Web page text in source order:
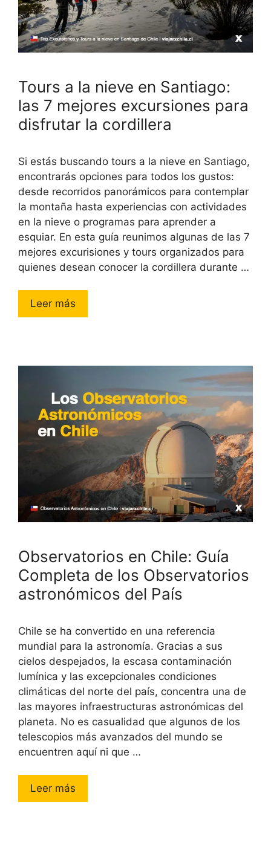
Tours a la nieve en Santiago:
las 7 mejores excursiones para
disfrutar la cordillera
Si estás buscando tours a la nieve en Santiago,
encontrarás opciones para todos los gustos:
desde recorridos panorámicos para contemplar
la montaña hasta experiencias con actividades
en la nieve o programas para aprender a
esquiar. En esta guía reunimos algunas de las 7
mejores excurisiones y tours organizados para
quienes desean conocer la cordillera durante …
Leer más
Observatorios en Chile: Guía
Completa de los Observatorios
astronómicos del País
Chile se ha convertido en una referencia
mundial para la astronomía. Gracias a sus
cielos despejados, la escasa contaminación
lumínica y las excepcionales condiciones
climáticas del norte del país, concentra una de
las mayores infraestructuras astronómicas del
planeta. No es casualidad que algunos de los
telescopios más avanzados del mundo se
encuentren aquí ni que …
Leer más